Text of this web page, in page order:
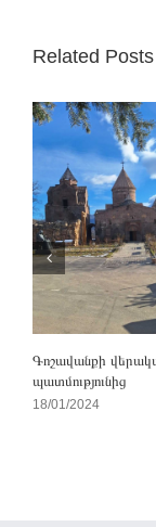
Related Posts
Գոշավանքի
պատմությունից
18/01/2024